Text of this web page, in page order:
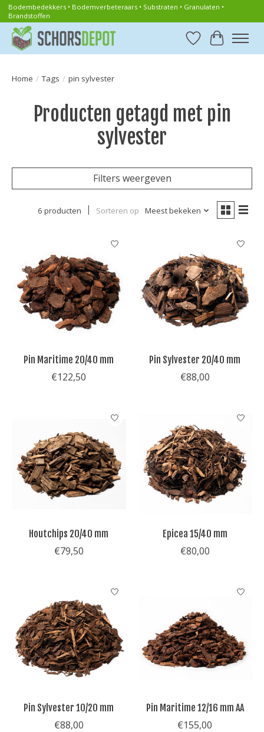
Bodembedekkers • Bodemverbeteraars • Substraten • Granulaten •
Brandstoffen
Verlanglijst
Home / Tags / pin sylvester
Producten getagd met pin
sylvester
Filters weergeven
6 producten Sorteren op Meest bekeken
Pin Maritime 20/40 mm
€122,50
Pin Sylvester 20/40 mm
€88,00
Houtchips 20/40 mm
€79,50
Epicea 15/40 mm
€80,00
Pin Sylvester 10/20 mm
€88,00
Pin Maritime 12/16 mm AA
€155,00